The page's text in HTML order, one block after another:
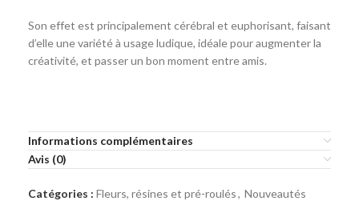
Son effet est principalement cérébral et euphorisant, faisant
d’elle une variété à usage ludique, idéale pour augmenter la
créativité, et passer un bon moment entre amis.
Informations complémentaires
Avis (0)
Catégories : Fleurs, résines et pré-roulés, Nouveautés